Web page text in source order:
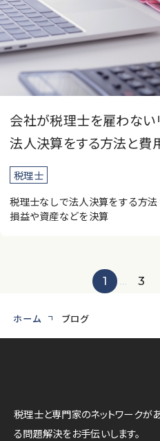
会社が税理士を雇わない
法人決算をする方法と費
税理士
税理士なしで法人決算をする方
損益や資産などを決算
1 … 3
ホーム ブログ
税理士と専門家のネットワークが
る問題解決をお手伝いします。